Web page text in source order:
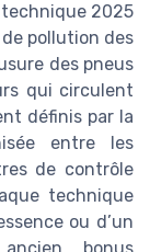
technique 2025
pollution des
des pneus
qui circulent
définis par la
entre les
de contrôle
technique
ou d’un